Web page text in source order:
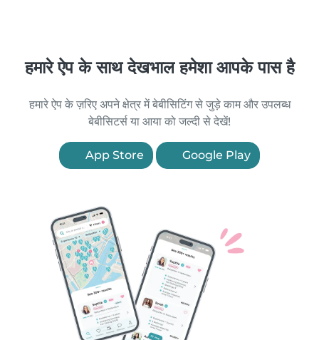
हमारे ऐप के साथ देखभाल हमेशा आपके पास है
हमारे ऐप के ज़रिए अपने क्षेत्र में बेबीसिटिंग से जुड़े काम और उपलब्ध
बेबीसिटर्स या आया को जल्दी से देखें!
App Store Google Play